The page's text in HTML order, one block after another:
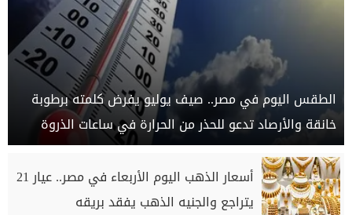
الطقس اليوم في مصر.. صيف يوليو يفرض كلمته برطوبة
خانقة والأرصاد تدعو للحذر من الحرارة في ساعات الذروة
أسعار الذهب اليوم الأربعاء في مصر.. عيار 21
يتراجع والجنيه الذهب يفقد بريقه